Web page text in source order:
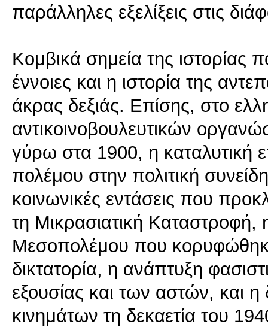
παράλληλες εξελίξεις στις
Κομβικά σημεία της ιστορίας
έννοιες και η ιστορία της
άκρας δεξιάς. Επίσης, στο
αντικοινοβουλευτικών
γύρω στα 1900, η καταλυτική
πολέμου στην πολιτική
κοινωνικές εντάσεις που
τη Μικρασιατική Καταστροφή,
Μεσοπολέμου που κορυφώθηκε
δικτατορία, η ανάπτυξη
εξουσίας και των αστών, και
κινημάτων τη δεκαετία του